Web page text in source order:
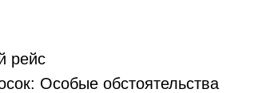
рейс
Особые обстоятельства